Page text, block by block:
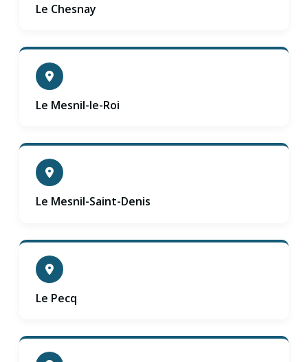
Le Chesnay
Le Mesnil-le-Roi
Le Mesnil-Saint-Denis
Le Pecq